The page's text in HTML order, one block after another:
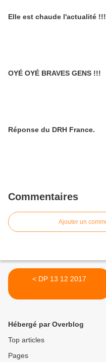
Elle est chaude l'actualité !!!
OYÉ OYÉ BRAVES GENS !!!
Réponse du DRH France.
Commentaires
Ajouter un
< DP 13 12 2017
Hébergé par Overblog
Top articles
Pages